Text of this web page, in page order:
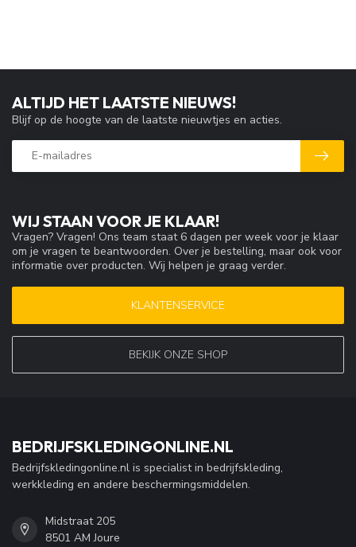
WIJ STAAN VOOR JE KLAAR!
Vragen? Vragen! Ons team staat 6 dagen per week voor je klaar
om je vragen te beantwoorden. Over je bestelling, maar ook voor
informatie over producten. Wij helpen je graag verder.
KLANTENSERVICE
BEKIJK ONZE SHOP
ALTIJD HET LAATSTE NIEUWS!
Blijf op de hoogte van de laatste nieuwtjes en acties.
BEDRIJFSKLEDINGONLINE.NL
Bedrijfskledingonline.nl is specialist in bedrijfskleding,
werkkleding en andere beschermingsmiddelen.
Midstraat 205
8501 AM Joure